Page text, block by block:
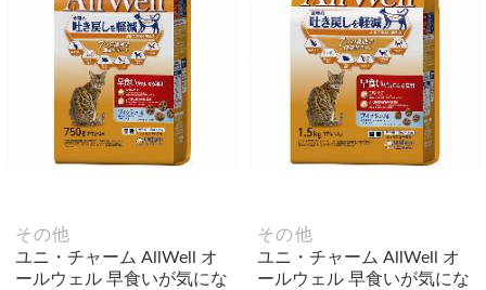
その他
ユニ・チャーム AllWell オ
ールウェル 早食いが気にな
その他
ユニ・チャーム AllWell オ
ールウェル 早食いが気にな